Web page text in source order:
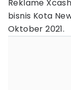
Reklame
bisnis Kota
Oktober 2021.